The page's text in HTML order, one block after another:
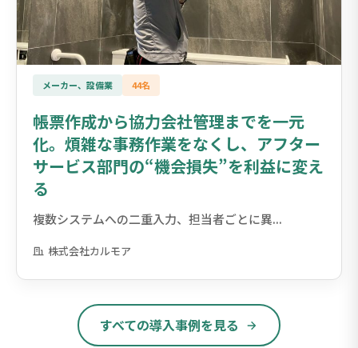
メーカー、設備業 44名
帳票作成から協力会社管理までを一元
化。煩雑な事務作業をなくし、アフター
サービス部門の“機会損失”を利益に変え
る
複数システムへの二重入力、担当者ごとに異...
株式会社カルモア
すべての導入事例を見る